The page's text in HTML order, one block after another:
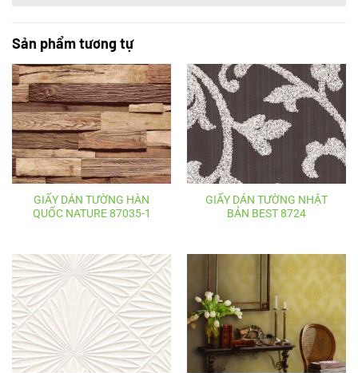
Sản phẩm tương tự
GIẤY DÁN TƯỜNG HÀN
QUỐC NATURE 87035-1
GIẤY DÁN TƯỜNG NHẬT
BẢN BEST 8724